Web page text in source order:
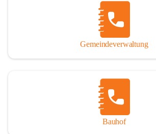
Gemeindeverwaltung
Bauhof